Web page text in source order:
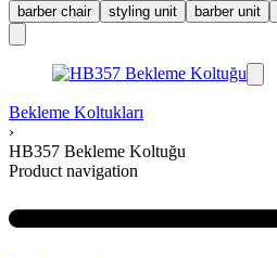
barber chair styling unit barber unit
Bekleme Koltukları
›
HB357 Bekleme Koltuğu
Product navigation